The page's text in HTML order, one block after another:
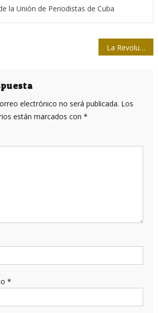
la Unión de Periodistas de Cuba
La Revolución Cubana y su tercer gran contrato o pacto social y político
electrónico no será publicada. Los
están marcados con *
*